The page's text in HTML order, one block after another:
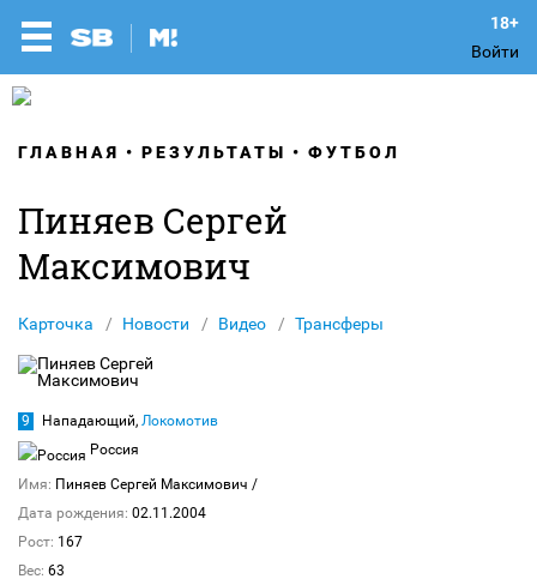
Войти
ГЛАВНАЯ РЕЗУЛЬТАТЫ ФУТБОЛ
Пиняев Сергей
Максимович
Карточка Новости Видео Трансферы
9 Нападающий, Локомотив
Россия
Имя: Пиняев Сергей Максимович /
Дата рождения: 02.11.2004
Рост: 167
Вес: 63